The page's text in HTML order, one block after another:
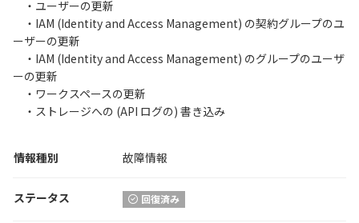
・ユーザーの更新
・IAM (Identity and Access Management) の契約グループのユ
ーザーの更新
・IAM (Identity and Access Management) のグループのユーザ
ーの更新
・ワークスペースの更新
・ストレージへの (API ログの) 書き込み
情報種別 故障情報
ステータス 回復済み